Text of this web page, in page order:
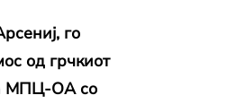
го
од грчкиот
МПЦ-ОА со